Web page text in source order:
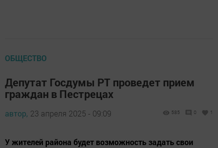
ОБЩЕСТВО
Депутат Госдумы РТ проведет прием
граждан в Пестрецах
автор, 23 апреля 2025 - 09:09 585 0 1
У жителей района будет возможность задать свои